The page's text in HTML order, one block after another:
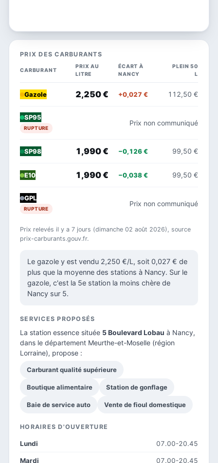
PRIX DES CARBURANTS
CARBURANT
PRIX AU
LITRE
ÉCART À
NANCY
PLEIN 50
L
Gazole 2,250 € +0,027 € 112,50 €
SP95
RUPTURE
Prix non communiqué
SP98 1,990 € −0,126 € 99,50 €
E10 1,990 € −0,038 € 99,50 €
GPL
RUPTURE
Prix non communiqué
Prix relevés il y a 7 jours (dimanche 02 août 2026), source
prix-carburants.gouv.fr.
Le gazole y est vendu 2,250 €/L, soit 0,027 € de
plus que la moyenne des stations à Nancy. Sur le
gazole, c'est la 5e station la moins chère de
Nancy sur 5.
SERVICES PROPOSÉS
La station essence située 5 Boulevard Lobau à Nancy,
dans le département Meurthe-et-Moselle (région
Lorraine), propose :
Carburant qualité supérieure
Boutique alimentaire Station de gonflage
Baie de service auto Vente de fioul domestique
HORAIRES D'OUVERTURE
Lundi 07.00-20.45
Mardi 07.00-20.45